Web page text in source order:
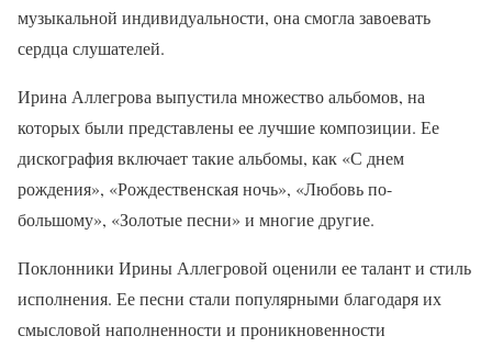
музыкальной индивидуальности, она смогла завоевать
сердца слушателей.
Ирина Аллегрова выпустила множество альбомов, на
которых были представлены ее лучшие композиции. Ее
дискография включает такие альбомы, как «С днем
рождения», «Рождественская ночь», «Любовь по-
большому», «Золотые песни» и многие другие.
Поклонники Ирины Аллегровой оценили ее талант и стиль
исполнения. Ее песни стали популярными благодаря их
смысловой наполненности и проникновенности